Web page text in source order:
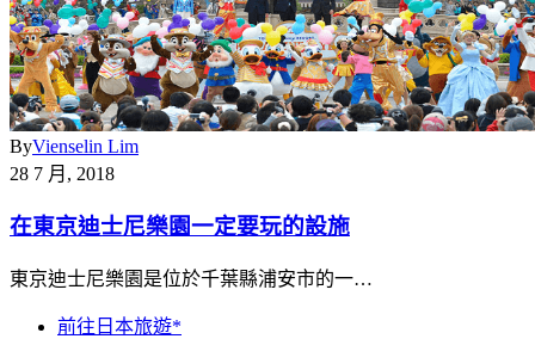
ByVienselin Lim
28 7 月, 2018
在東京迪士尼樂園一定要玩的設施
東京迪士尼樂園是位於千葉縣浦安市的一…
前往日本旅遊*